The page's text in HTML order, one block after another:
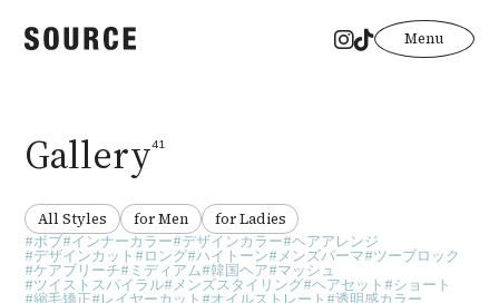
Menu
Gallery41
All Styles for Men
for Ladies
ボブ インナーカラー デザインカラー ヘアアレンジ
デザインカット ロング ハイトーン メンズパーマ ツーブロック
ケアブリーチ ミディアム 韓国ヘア マッシュ
ツイストスパイラル メンズスタイリング ヘアセット ショート
縮毛矯正 レイヤーカット オイルストレート 透明感カラー